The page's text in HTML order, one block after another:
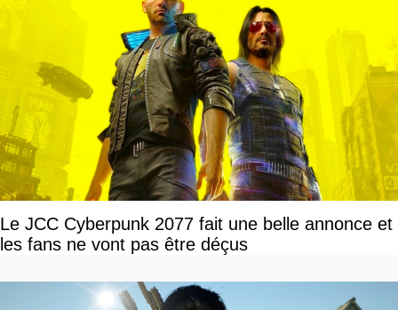
Le JCC Cyberpunk 2077 fait une belle annonce et
les fans ne vont pas être déçus